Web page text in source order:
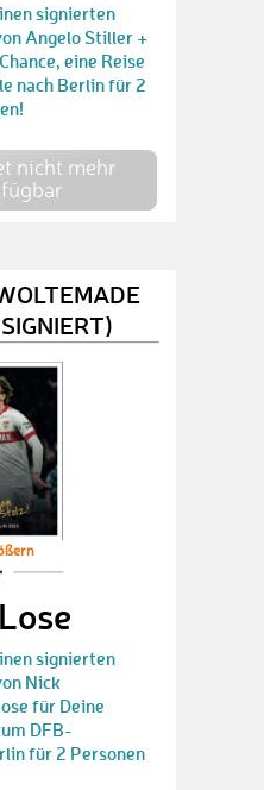
signierten
Angelo Stiller +
eine Reise
nach Berlin für 2
nicht mehr
signierten
Nick
für Deine
DFB-
für 2 Personen